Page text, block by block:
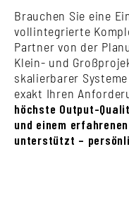
Brauchen Sie eine
vollintegrierte
Partner von der
Klein- und
skalierbarer
exakt Ihren
höchste Output-
und einem
unterstützt –